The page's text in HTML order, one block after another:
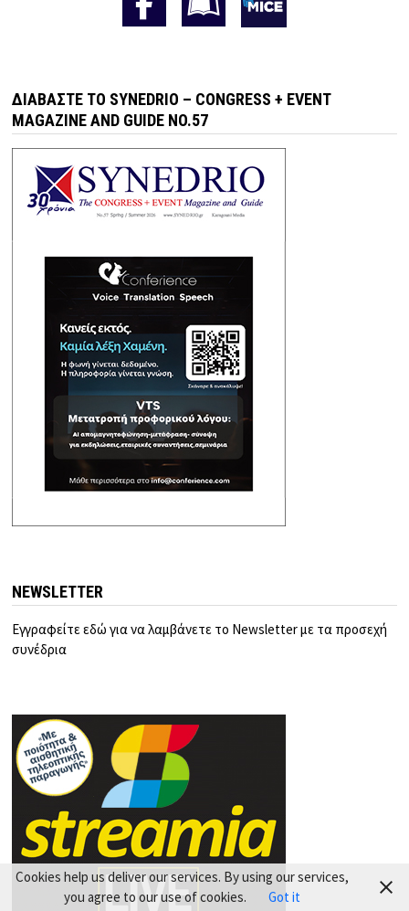
ΔΙΑΒΆΣΤΕ ΤΟ SYNEDRIO – CONGRESS + EVENT
MAGAZINE AND GUIDE NO.57
NEWSLETTER
Εγγραφείτε εδώ για να λαμβάνετε το Newsletter με τα προσεχή
συνέδρια
Cookies help us deliver our services. By using our services,
you agree to our use of cookies.
Got it